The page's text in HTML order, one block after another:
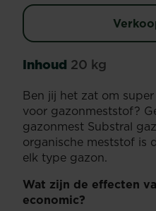
Inhoud 20 kg
Ben jij het zat om
voor gazonmeststof?
gazonmest Substral
organische meststof is
elk type gazon.
Wat zijn de effecten
economic?